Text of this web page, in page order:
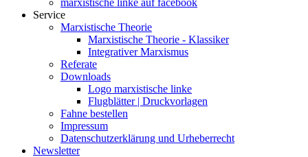
Service
Marxistische Theorie
Marxistische Theorie - Klassiker
Integrativer Marxismus
Referate
Downloads
Logo marxistische linke
Flugblätter | Druckvorlagen
Fahne bestellen
Impressum
Datenschutzerklärung und Urheberrecht
Newsletter